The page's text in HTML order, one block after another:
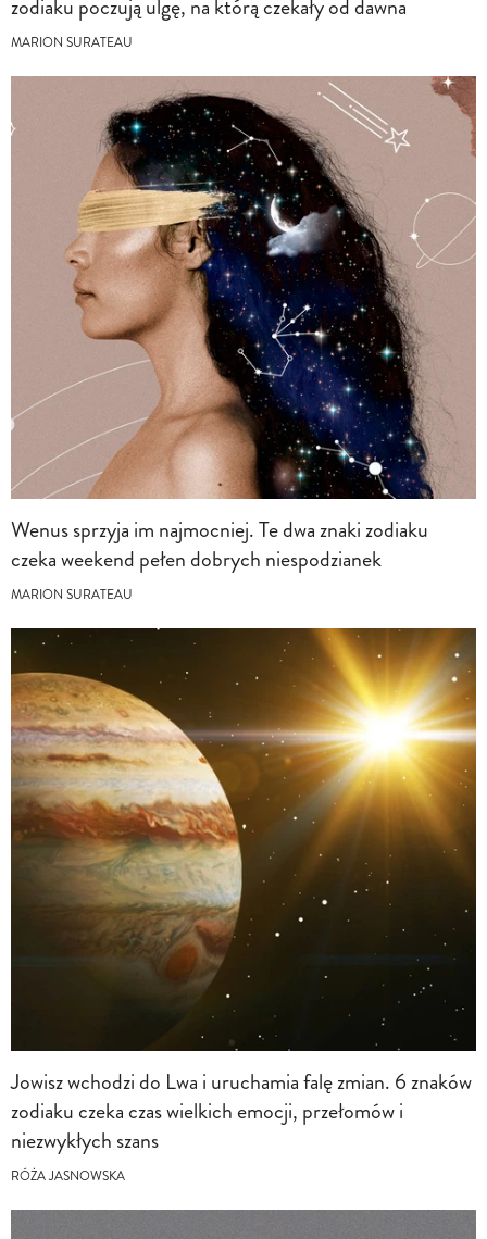
zodiaku poczują ulgę, na którą czekały od dawna
MARION SURATEAU
Wenus sprzyja im najmocniej. Te dwa znaki zodiaku
czeka weekend pełen dobrych niespodzianek
MARION SURATEAU
Jowisz wchodzi do Lwa i uruchamia falę zmian. 6 znaków
zodiaku czeka czas wielkich emocji, przełomów i
niezwykłych szans
RÓŻA JASNOWSKA